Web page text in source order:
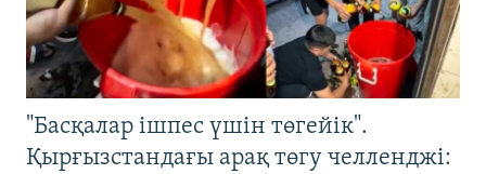
"Басқалар ішпес үшін төгейік".
Қырғызстандағы арақ төгу челленджі: